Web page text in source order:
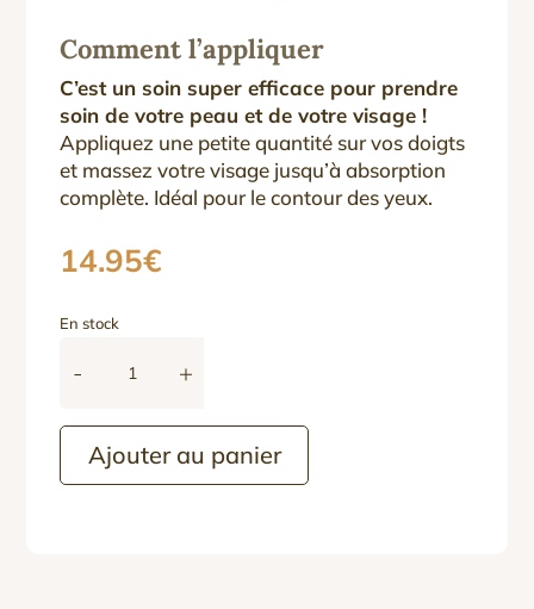
Comment l’appliquer
C’est un soin super efficace pour prendre
soin de votre peau et de votre visage !
Appliquez une petite quantité sur vos doigts
et massez votre visage jusqu’à absorption
complète. Idéal pour le contour des yeux.
14.95€
En stock
-
d'ALOE
+
Ajouter au panier